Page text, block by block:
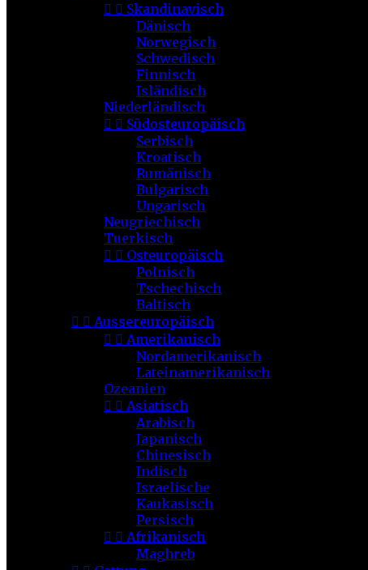
  Skandinavisch
Dänisch
Norwegisch
Schwedisch
Finnisch
Isländisch
Niederländisch
  Südosteuropäisch
Serbisch
Kroatisch
Rumänisch
Bulgarisch
Ungarisch
Neugriechisch
Tuerkisch
  Osteuropäisch
Polnisch
Tschechisch
Baltisch
  Aussereuropäisch
  Amerikanisch
Nordamerikanisch
Lateinamerikanisch
Ozeanien
  Asiatisch
Arabisch
Japanisch
Chinesisch
Indisch
Israelische
Kaukasisch
Persisch
  Afrikanisch
Maghreb